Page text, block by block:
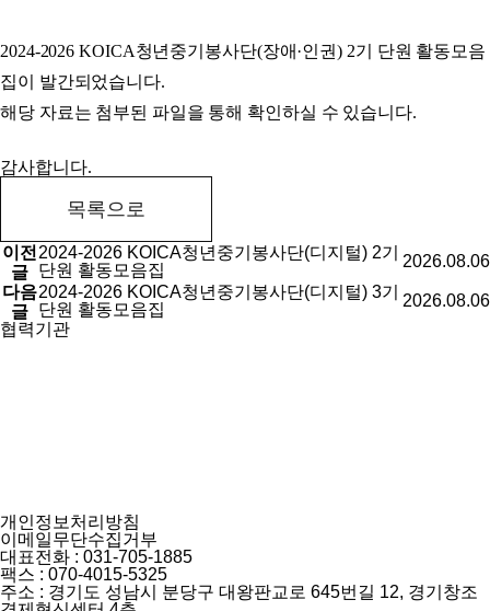
2024-2026 KOICA청년중기봉사단(장애·인권) 2기 단원 활동모음
집이 발간되었습니다.
해당 자료는 첨부된 파일을 통해 확인하실 수 있습니다.
감사합니다.
목록으로
이전
글
2024-2026 KOICA청년중기봉사단(디지털) 2기
단원 활동모음집
2026.08.06
다음
글
2024-2026 KOICA청년중기봉사단(디지털) 3기
단원 활동모음집
2026.08.06
협력기관
개인정보처리방침
이메일무단수집거부
대표전화 : 031-705-1885
팩스 : 070-4015-5325
주소 : 경기도 성남시 분당구 대왕판교로 645번길 12, 경기창조